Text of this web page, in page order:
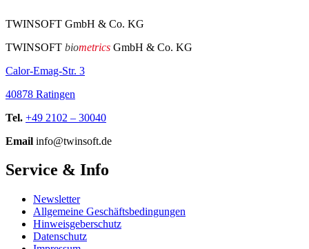
TWINSOFT GmbH & Co. KG
TWINSOFT biometrics GmbH & Co. KG
Calor-Emag-Str. 3
40878 Ratingen
Tel. +49 2102 – 30040
Email info@twinsoft.de
Service & Info
Newsletter
Allgemeine Geschäftsbedingungen
Hinweisgeberschutz
Datenschutz